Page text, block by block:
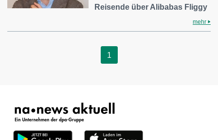
Reisende über Alibabas Fliggy
mehr
1